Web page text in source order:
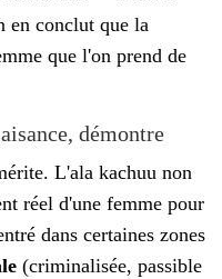
en conclut que la
que l'on prend de
démontre
L'ala kachuu non
réel d'une femme pour
dans certaines zones
(criminalisée, passible